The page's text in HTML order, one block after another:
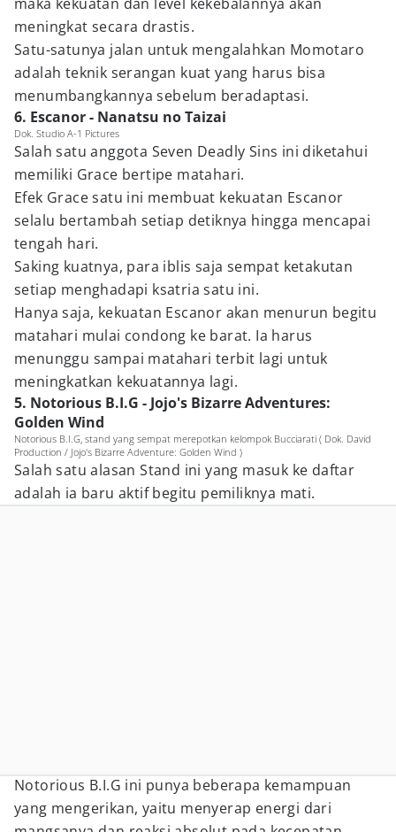
meningkat secara drastis.
Satu-satunya jalan untuk mengalahkan Momotaro
adalah teknik serangan kuat yang harus bisa
menumbangkannya sebelum beradaptasi.
6. Escanor - Nanatsu no Taizai
Dok. Studio A-1 Pictures
Salah satu anggota Seven Deadly Sins ini diketahui
memiliki Grace bertipe matahari.
Efek Grace satu ini membuat kekuatan Escanor
selalu bertambah setiap detiknya hingga mencapai
tengah hari.
Saking kuatnya, para iblis saja sempat ketakutan
setiap menghadapi ksatria satu ini.
Hanya saja, kekuatan Escanor akan menurun begitu
matahari mulai condong ke barat. Ia harus
menunggu sampai matahari terbit lagi untuk
meningkatkan kekuatannya lagi.
5. Notorious B.I.G - Jojo's Bizarre Adventures:
Golden Wind
Notorious B.I.G, stand yang sempat merepotkan kelompok Bucciarati ( Dok. David
Production / Jojo's Bizarre Adventure: Golden Wind )
Salah satu alasan Stand ini yang masuk ke daftar
adalah ia baru aktif begitu pemiliknya mati.
Notorious B.I.G ini punya beberapa kemampuan
yang mengerikan, yaitu menyerap energi dari